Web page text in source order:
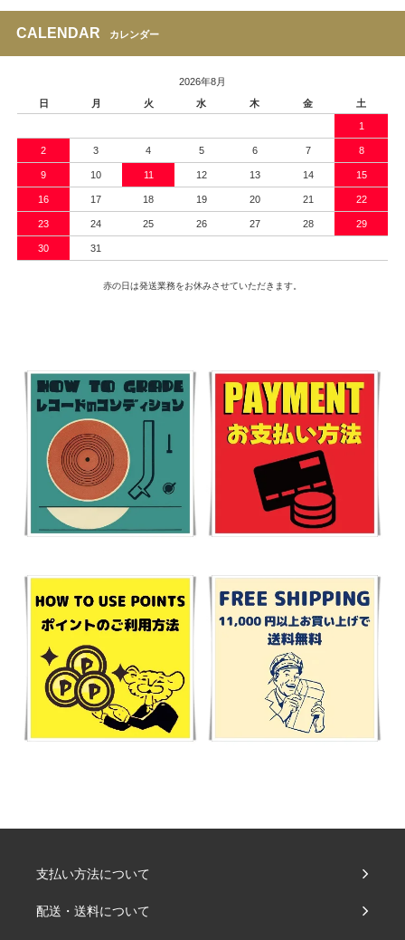
CALENDAR カレンダー
2026年8月
日
月 火 水 木 金 土
1
2 3 4 5 6 7 8
9 10 11 12 13 14 15
16 17 18 19 20 21 22
23 24 25 26 27 28 29
30 31
赤の日は発送業務をお休みさせていただきます。
支払い方法について
配送・送料について